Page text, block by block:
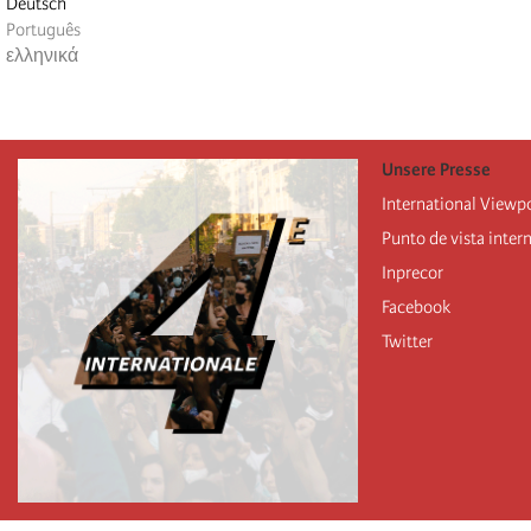
Português
ελληνικά
Unsere Presse
International
Punto de vista
Inprecor
Facebook
Twitter